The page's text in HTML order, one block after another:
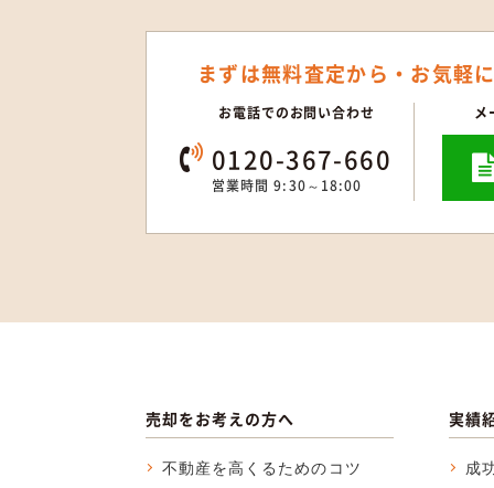
まずは無料査定から・ お気軽
お電話でのお問い合わせ
0120-367-660
営業時間 9:30～18:00
メ
売却をお考えの方へ
不動産を高くるためのコツ
実績
成